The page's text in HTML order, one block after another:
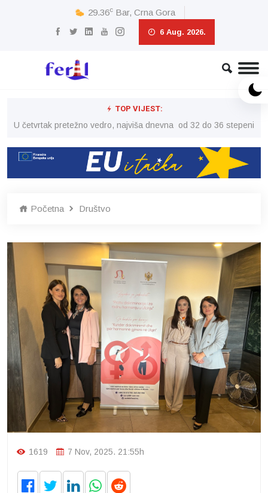
29.36c Bar, Crna Gora
6 Aug. 2026.
TOP VIJEST:
U četvrtak pretežno vedro, najviša dnevna od 32 do 36 stepeni
Početna Društvo
1619 7 Nov, 2025. 21:55h